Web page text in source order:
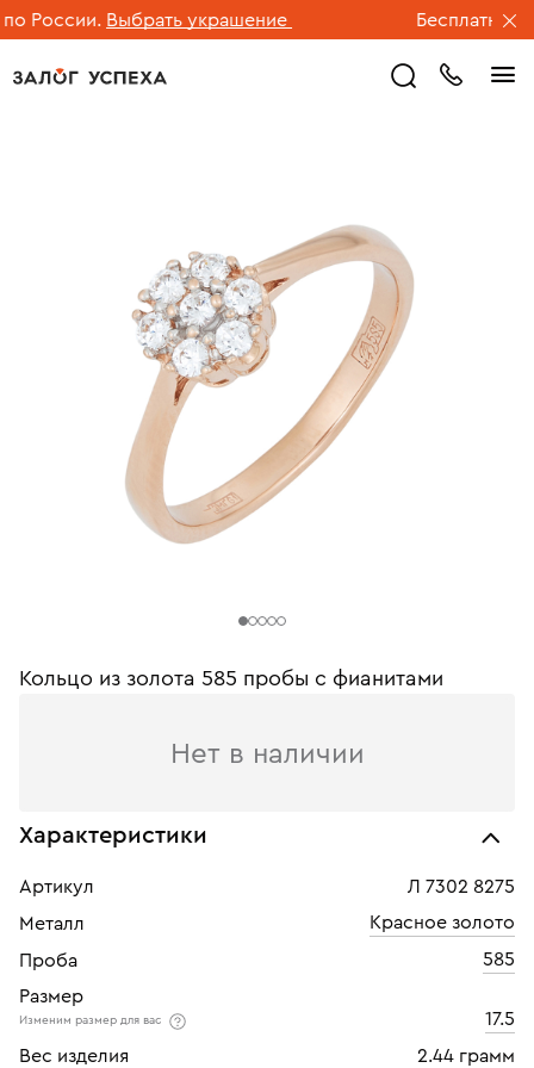
России. Выбрать украшение Бесплатная
Кольцо из золота 585 пробы c фианитами
Нет в наличии
Характеристики
Артикул
Л 7302 8275
Металл
Красное золото
Проба
585
Размер
Изменим размер для вас
17.5
Вес изделия
2.44 грамм